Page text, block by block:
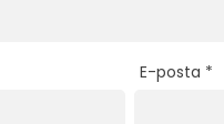
E-posta *